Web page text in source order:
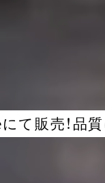
て販売！品